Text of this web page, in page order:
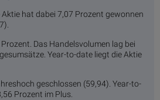
Aktie hat dabei 7,07 Prozent gewonnen
Das Handelsvolumen lag bei
Year-to-date liegt die Aktie
geschlossen (59,94). Year-to-
Prozent im Plus.